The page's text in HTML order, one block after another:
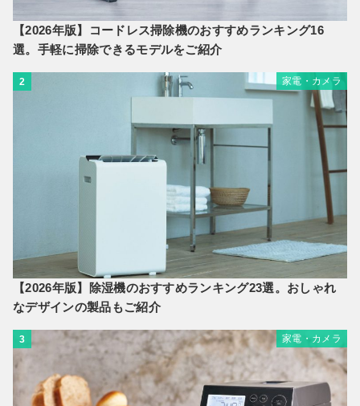
【2026年版】コードレス掃除機のおすすめランキング16
選。手軽に掃除できるモデルをご紹介
2 家電・カメラ
【2026年版】除湿機のおすすめランキング23選。おしゃれ
なデザインの製品もご紹介
3 家電・カメラ